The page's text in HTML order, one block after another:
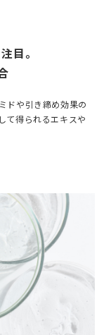
目。
ドや引き締め効果の
て得られるエキスや